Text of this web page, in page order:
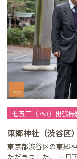
七五三（753）出張撮
東郷神社（渋谷区）
東京都渋谷区の東郷